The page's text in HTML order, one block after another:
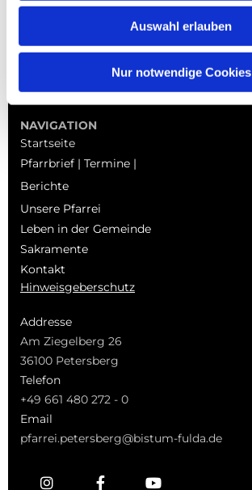
Auswahl erlauben
Nur notwendige Cookies
NAVIGATION
Startseite
Pfarrbrief | Termine |
Berichte
Unsere Pfarrei
Leben in der Gemeinde
Sakramente
Kontakt
Hinweisgeberschutz
Addresse
Am Ziegelberg 26
36100 Petersberg
Telefon
+49 661 480 272 - 0
Email
pfarrei.petersberg@bistum-fulda.de